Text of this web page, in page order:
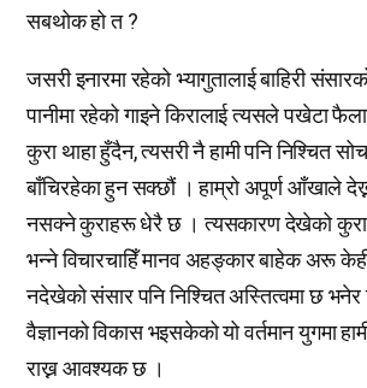
सबथोक हो त ?
जसरी इनारमा रहेको भ्यागुतालाई बाहिरी
पानीमा रहेको गाइने किरालाई त्यसले पखेटा
कुरा थाहा हुँदैन, त्यसरी नै हामी पनि निश्चित
बाँचिरहेका हुन सक्छौं । हाम्रो अपूर्ण आँखाले
नसक्ने कुराहरू धेरै छ । त्यसकारण देखेको कुरा
भन्ने विचारचाहिँ मानव अहङ्कार बाहेक अरू
नदेखेको संसार पनि निश्चित अस्तित्वमा छ भनेर
वैज्ञानको विकास भइसकेको यो वर्तमान युगमा
राख्न आवश्यक छ ।